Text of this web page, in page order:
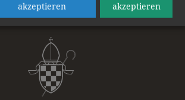
akzeptieren
akzeptieren